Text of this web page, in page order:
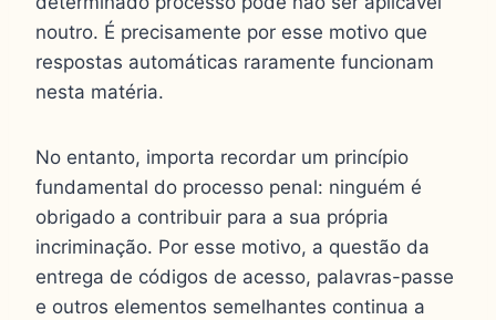
noutro. É precisamente por esse motivo que
respostas automáticas raramente funcionam
nesta matéria.
No entanto, importa recordar um princípio
fundamental do processo penal: ninguém é
obrigado a contribuir para a sua própria
incriminação. Por esse motivo, a questão da
entrega de códigos de acesso, palavras-passe
e outros elementos semelhantes continua a